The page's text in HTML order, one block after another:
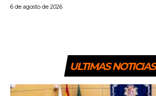
6 de agosto de 2026
ULTIMAS NOTICIAS